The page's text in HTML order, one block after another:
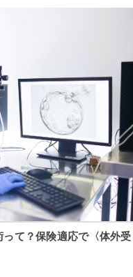
って？保険適応で〈体外受